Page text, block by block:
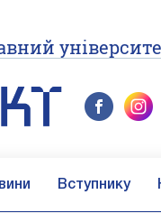
Вступнику